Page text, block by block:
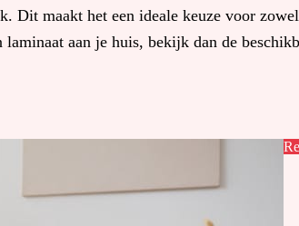
Dit maakt het een ideale keuze voor
laminaat aan je huis, bekijk dan de